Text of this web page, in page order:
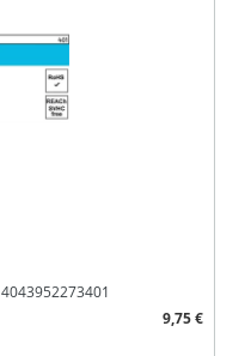
4043952273401
9,75 €